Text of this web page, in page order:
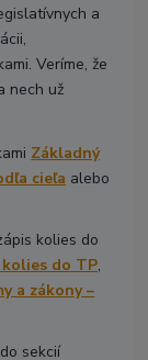
a
Veríme, že
nech už
Základný
cieľa alebo
kolies do
kolies do TP,
a zákony –
sekcií